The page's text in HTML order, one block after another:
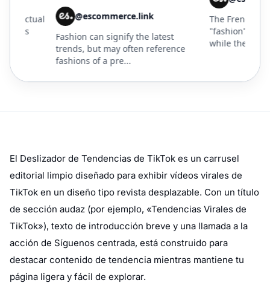
El Deslizador de Tendencias de TikTok es un carrusel
editorial limpio diseñado para exhibir vídeos virales de
TikTok en un diseño tipo revista desplazable. Con un título
de sección audaz (por ejemplo, «Tendencias Virales de
TikTok»), texto de introducción breve y una llamada a la
acción de Síguenos centrada, está construido para
destacar contenido de tendencia mientras mantiene tu
página ligera y fácil de explorar.